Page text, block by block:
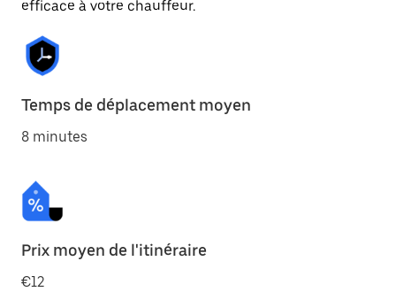
efficace à votre chauffeur.
Temps de déplacement moyen
8 minutes
Prix moyen de l'itinéraire
€12